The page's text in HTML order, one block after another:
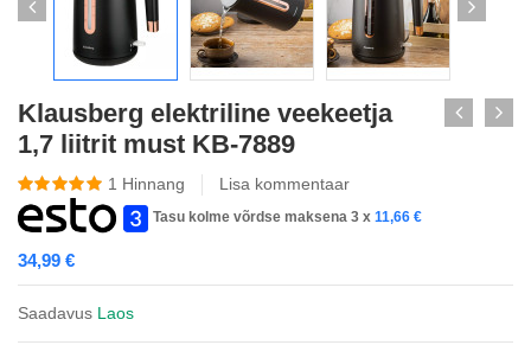
Klausberg elektriline veekeetja
1,7 liitrit must KB-7889
1 Hinnang Lisa kommentaar
Tasu kolme võrdse maksena 3 x 11,66 €
34,99 €
Saadavus Laos